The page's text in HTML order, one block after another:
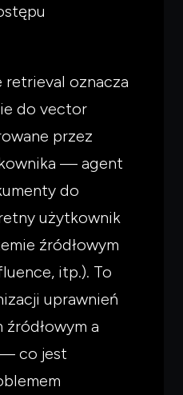
retrieval oznacza
do vector
przez
— agent
do
użytkownik
źródłowym
itp.). To
uprawnień
źródłowym a
co jest
pokażę co warto